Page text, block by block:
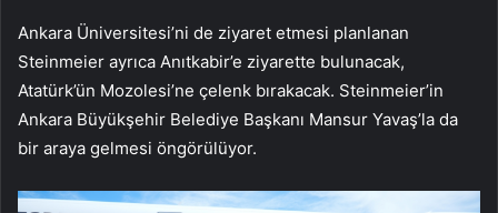
Ankara Üniversitesi’ni de ziyaret etmesi planlanan
Steinmeier ayrıca Anıtkabir’e ziyarette bulunacak,
Atatürk’ün Mozolesi’ne çelenk bırakacak. Steinmeier’in
Ankara Büyükşehir Belediye Başkanı Mansur Yavaş’la da
bir araya gelmesi öngörülüyor.